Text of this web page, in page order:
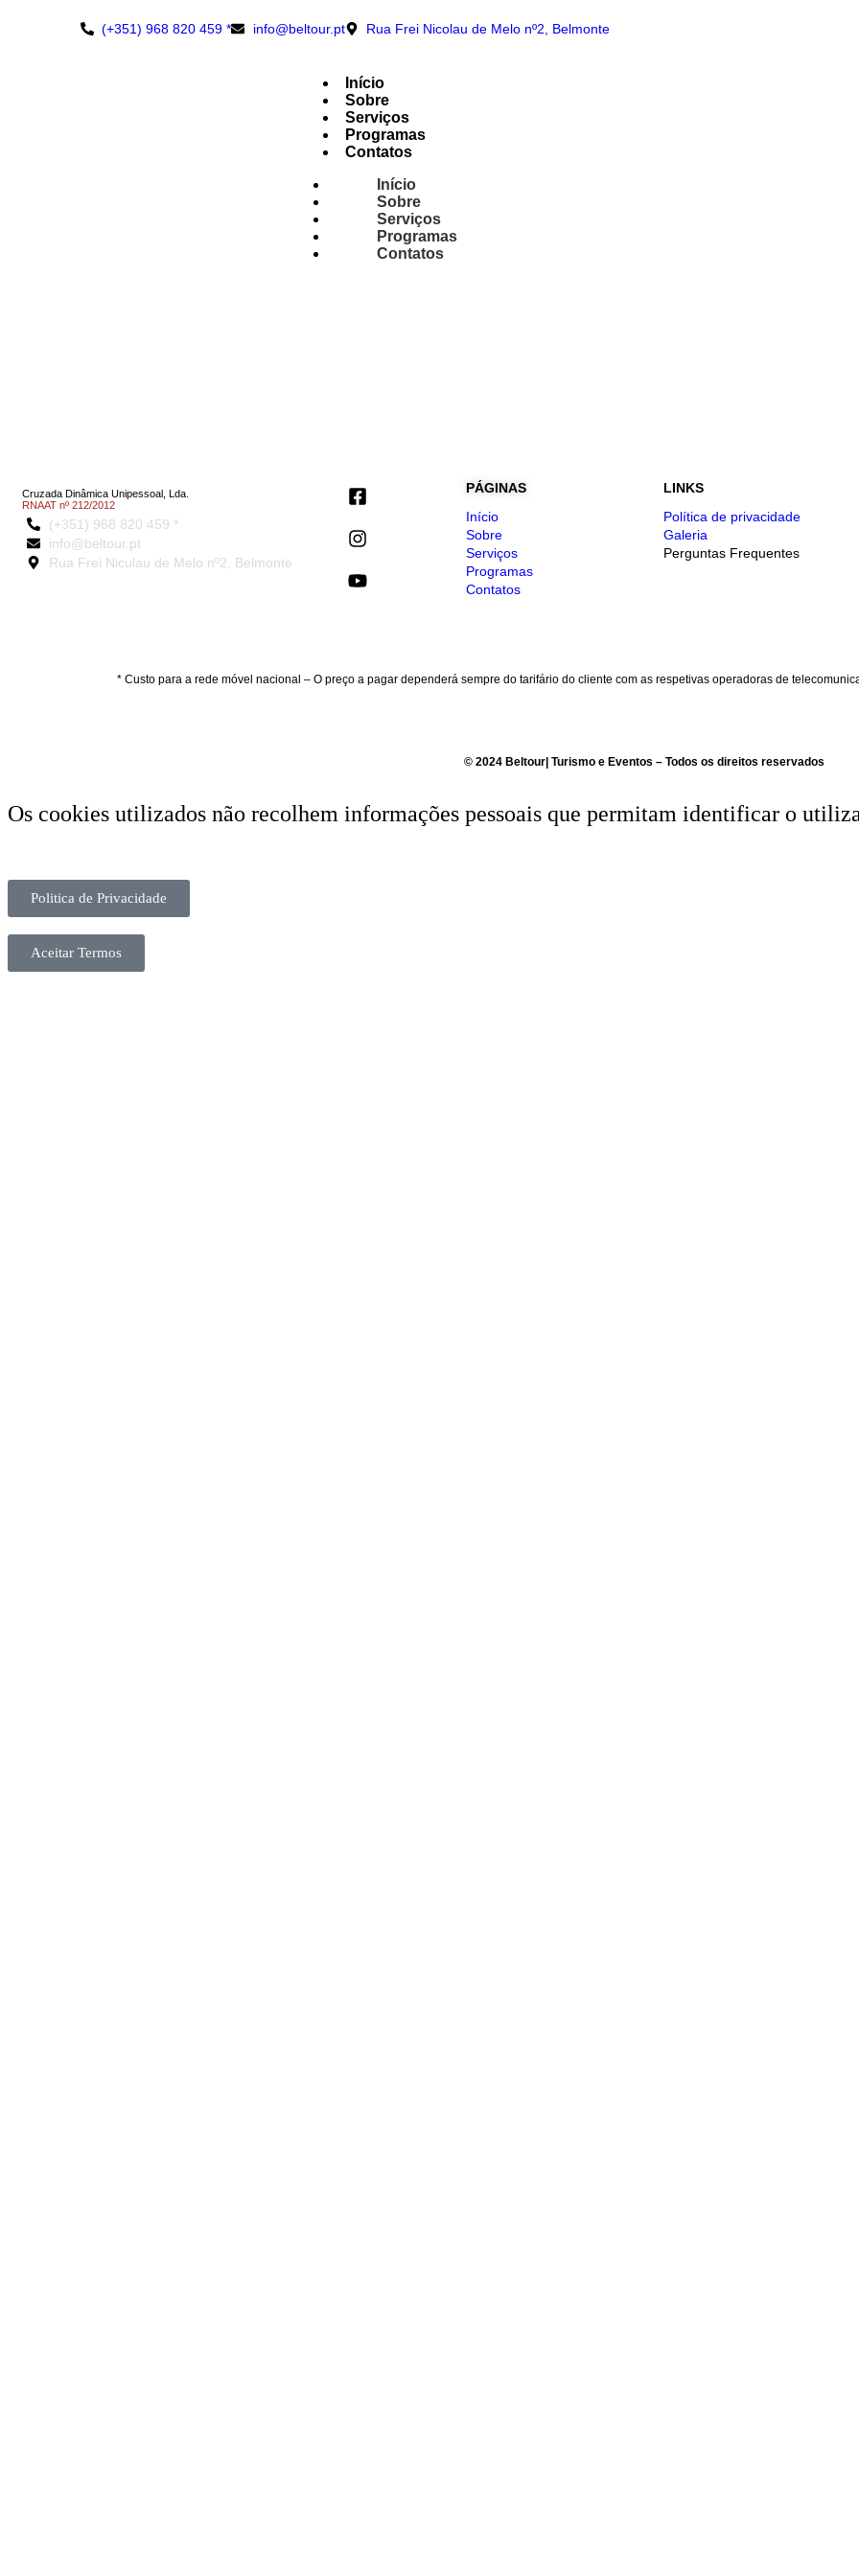
(+351) 968 820 459 * info@beltour.pt Rua Frei Nicolau de Melo nº2, Belmonte
Início
Sobre
Serviços
Programas
Contatos
Início
Sobre
Serviços
Programas
Contatos
Cruzada Dinâmica Unipessoal, Lda.
RNAAT nº 212/2012
(+351) 968 820 459 *
info@beltour.pt
Rua Frei Niculau de Melo nº2, Belmonte
PÁGINAS
Início
Sobre
Serviços
Programas
Contatos
LINKS
Política de privacidade
Galeria
Perguntas Frequentes
* Custo para a rede móvel nacional – O preço a pagar dependerá sempre do tarifário do cliente com as respetivas operadoras de
© 2024 Beltour| Turismo e Eventos – Todos os direitos reservados
Os cookies utilizados não recolhem informações pessoais que permitam identificar o
Politica de Privacidade
Aceitar Termos